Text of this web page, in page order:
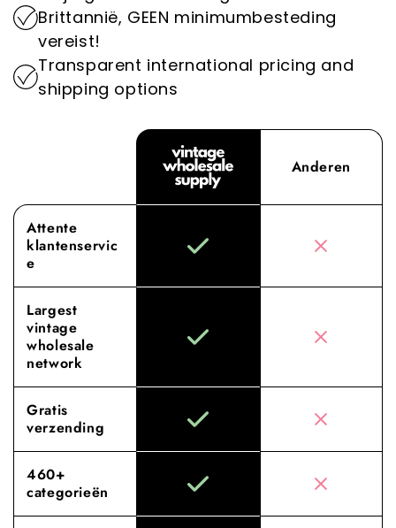
industrie op het milieu.
Supply, waar onze toewijding aan superieure
inkoop en service jouw groothandelervaring
naar nieuwe hoogten tilt.
Brittannië, GEEN minimumbesteding
vereist!
Transparent international pricing and
shipping options
Anderen
Attente
klantenservic
e
Largest
vintage
wholesale
network
Gratis
verzending
460+
categorieën